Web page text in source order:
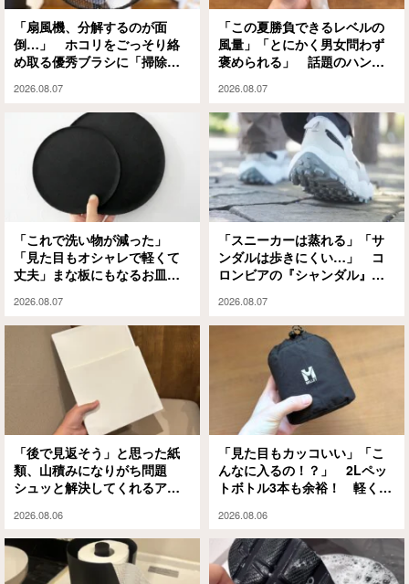
「扇風機、分解するのが面
倒…」 ホコリをごっそり絡
め取る優秀ブラシに「掃除の
2026.08.07
「この夏勝負できるレベルの
風量」「とにかく男女問わず
褒められる」 話題のハンデ
放せなくなった！
2026.08.07
「これで洗い物が減った」
「見た目もオシャレで軽くて
丈夫」まな板にもなるお皿
解
2026.08.07
「スニーカーは蒸れる」「サ
ンダルは歩きにくい…」 コ
ロンビアの『シャンダル』が
2026.08.07
「後で見返そう」と思った紙
類、山積みになりがち問題
シュッと解決してくれるアイ
2026.08.06
「見た目もカッコいい」「こ
んなに入るの！？」 2Lペッ
トボトル3本も余裕！ 軽くて
ッグが大正解
2026.08.06